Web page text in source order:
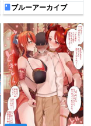
ブルーアーカイブ